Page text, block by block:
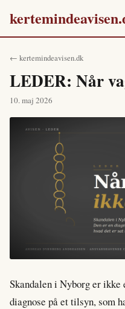
← kertemindeavisen.dk
LEDER: Når
10. maj 2026
Skandalen i Nyborg er
diagnose på et tilsyn, som